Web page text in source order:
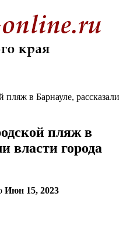
пляж в Барнауле, рассказали
пляж в
власти города
Июн 15, 2023